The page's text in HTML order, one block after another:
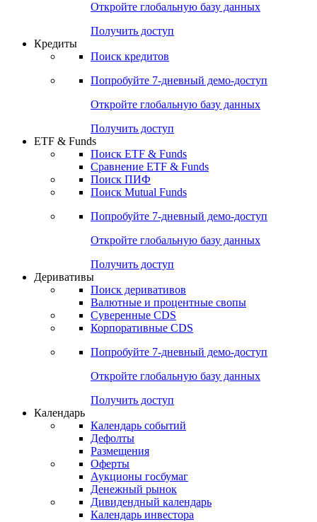
Откройте глобальную базу данных
Получить доступ
Кредиты
Поиск кредитов
Попробуйте 7-дневный демо-доступ
Откройте глобальную базу данных
Получить доступ
ETF & Funds
Поиск ETF & Funds
Сравнение ETF & Funds
Поиск ПИФ
Поиск Mutual Funds
Попробуйте 7-дневный демо-доступ
Откройте глобальную базу данных
Получить доступ
Деривативы
Поиск деривативов
Валютные и процентные свопы
Суверенные CDS
Корпоративные CDS
Попробуйте 7-дневный демо-доступ
Откройте глобальную базу данных
Получить доступ
Календарь
Календарь событий
Дефолты
Размещения
Оферты
Аукционы госбумаг
Денежный рынок
Дивидендный календарь
Календарь инвестора